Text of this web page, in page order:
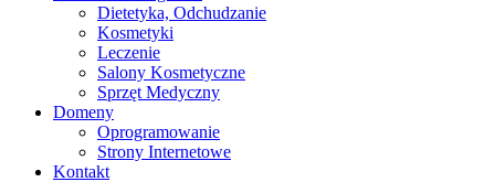
Dietetyka, Odchudzanie
Kosmetyki
Leczenie
Salony Kosmetyczne
Sprzęt Medyczny
Domeny
Oprogramowanie
Strony Internetowe
Kontakt